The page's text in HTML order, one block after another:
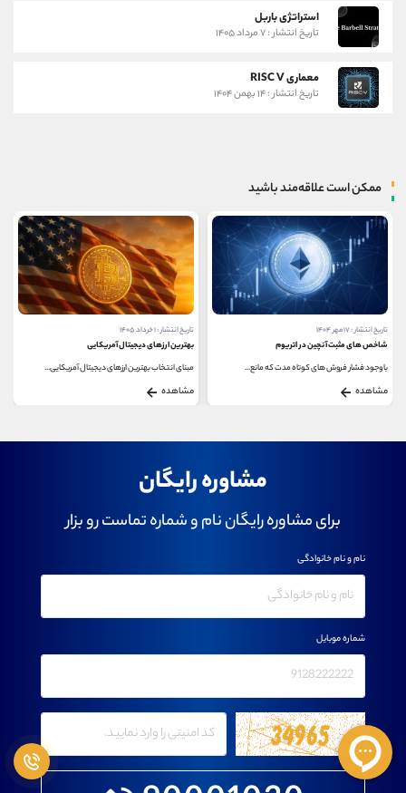
استراتژی باربل
تاریخ انتشار : ۷ مرداد ۱۴۰۵
معماری RISC V
تاریخ انتشار : ۱۴ بهمن ۱۴۰۴
ممکن است علاقه‌مند باشید
تاریخ انتشار : ۱۷ مهر ۱۴۰۴
شاخص های مثبت آنچین در اتریوم
با وجود فشار فروش ‌های کوتاه ‌مدت که مانع...
مشاهده
تاریخ انتشار : ۱ خرداد ۱۴۰۵
بهترین ارزهای دیجیتال آمریکایی
مبنای انتخاب بهترین ارزهای دیجیتال آمریکایی...
مشاهده
مشاوره رایگان
برای مشاوره رایگان نام و شماره تماست رو بزار
نام و نام خانوادگی
شماره موبایل